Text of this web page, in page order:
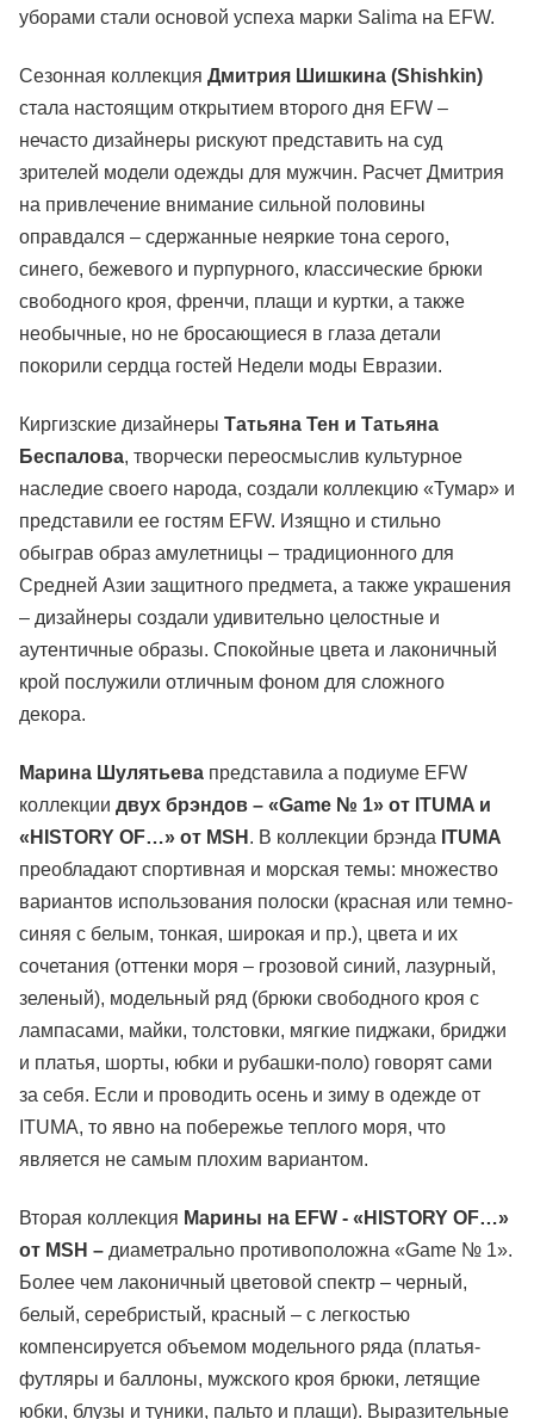
уборами стали основой успеха марки Salima на EFW.
Сезонная коллекция Дмитрия Шишкина (Shishkin)
стала настоящим открытием второго дня EFW –
нечасто дизайнеры рискуют представить на суд
зрителей модели одежды для мужчин. Расчет Дмитрия
на привлечение внимание сильной половины
оправдался – сдержанные неяркие тона серого,
синего, бежевого и пурпурного, классические брюки
свободного кроя, френчи, плащи и куртки, а также
необычные, но не бросающиеся в глаза детали
покорили сердца гостей Недели моды Евразии.
Киргизские дизайнеры Татьяна Тен и Татьяна
Беспалова, творчески переосмыслив культурное
наследие своего народа, создали коллекцию «Тумар» и
представили ее гостям EFW. Изящно и стильно
обыграв образ амулетницы – традиционного для
Средней Азии защитного предмета, а также украшения
– дизайнеры создали удивительно целостные и
аутентичные образы. Спокойные цвета и лаконичный
крой послужили отличным фоном для сложного
декора.
Марина Шулятьева представила а подиуме EFW
коллекции двух брэндов – «Game № 1» от ITUMA и
«HISTORY OF…» от MSH . В коллекции брэнда ITUMA
преобладают спортивная и морская темы: множество
вариантов использования полоски (красная или темно-
синяя с белым, тонкая, широкая и пр.), цвета и их
сочетания (оттенки моря – грозовой синий, лазурный,
зеленый), модельный ряд (брюки свободного кроя с
лампасами, майки, толстовки, мягкие пиджаки, бриджи
и платья, шорты, юбки и рубашки-поло) говорят сами
за себя. Если и проводить осень и зиму в одежде от
ITUMA, то явно на побережье теплого моря, что
является не самым плохим вариантом.
Вторая коллекция Марины на EFW - «HISTORY OF…»
от MSH – диаметрально противоположна «Game № 1».
Более чем лаконичный цветовой спектр – черный,
белый, серебристый, красный – с легкостью
компенсируется объемом модельного ряда (платья-
футляры и баллоны, мужского кроя брюки, летящие
юбки, блузы и туники, пальто и плащи). Выразительные